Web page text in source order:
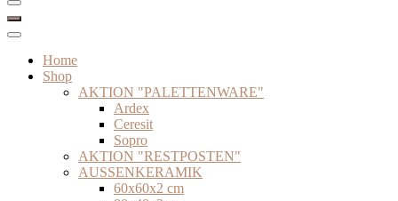
Home
Shop
AKTION "PALETTENWARE"
Ardex
Ceresit
Sopro
AKTION "RESTPOSTEN"
AUSSENKERAMIK
60x60x2 cm